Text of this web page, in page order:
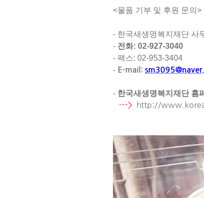
<물품 기부 및 후원 문의 >
- 한국새생명복지재단 사
- 전화: 02-927-3040
- 팩스: 02-953-3404
- E-mail:
- 한국새생명복지재단 홈
---> http://